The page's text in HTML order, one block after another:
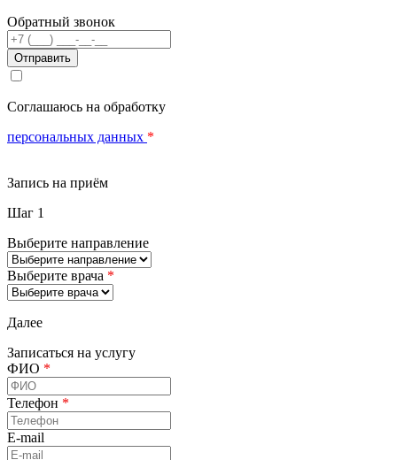
Обратный звонок
Телефон
Соглашаюсь на обработку
персональных данных *
Запись на приём
Шаг 1
Выберите направление
Выберите врача *
Далее
Записаться на услугу
ФИО *
Телефон *
E-mail